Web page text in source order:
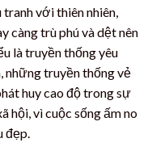
với thiên nhiên,
càng trù phú và dệt nên
là truyền thống yêu
những truyền thống vẻ
huy cao độ trong sự
hội, vì cuộc sống ấm no
đẹp.